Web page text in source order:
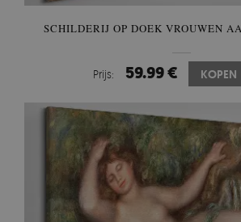
SCHILDERIJ OP DOEK VROUWEN
Prijs: 59.99 € KOPEN